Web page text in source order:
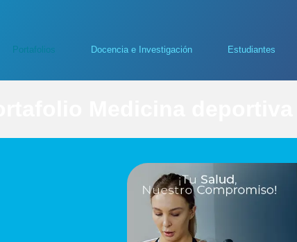
Portafolios Docencia e Investigación Estudiantes